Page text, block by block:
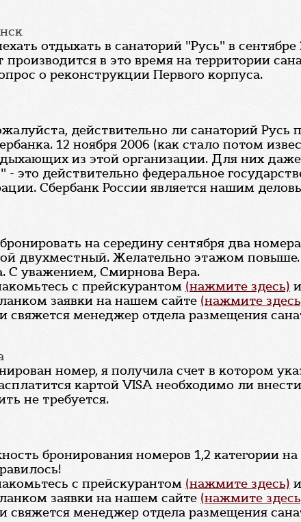
отдыхать в санаторий "Русь" в
в это время на территории
о реконструкции Первого корпуса.
действительно ли санаторий
12 ноября 2006 (как стало потом
из этой организации. Для них
- это действительно федеральное
Сбербанк России является нашим
на середину сентября два
двухместный. Желательно этажом
С уважением, Смирнова Вера.
с прейскурантом (нажмите здесь)
заявки на нашем сайте (нажмите
свяжется менеджер отдела размещения
номер, я получила счет в котором
картой VISA необходимо ли
не требуется.
бронирования номеров 1,2 категории
с прейскурантом (нажмите здесь)
заявки на нашем сайте (нажмите
свяжется менеджер отдела размещения